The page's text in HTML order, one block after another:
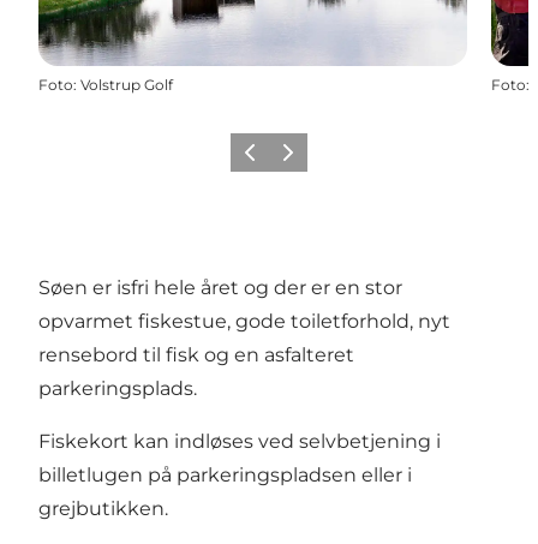
Foto: Volstrup Golf Foto:
Forrige billede
Næste billede
Søen er isfri hele året og der er en stor
opvarmet fiskestue, gode toiletforhold, nyt
rensebord til fisk og en asfalteret
parkeringsplads.
Fiskekort kan indløses ved selvbetjening i
billetlugen på parkeringspladsen eller i
grejbutikken.